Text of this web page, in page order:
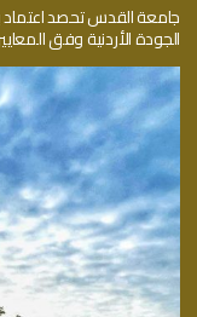
جامعة القدس تحصد اعتماد
الجودة الأردنية وفق